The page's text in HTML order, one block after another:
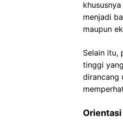
menjadi
maupun
Selain itu,
tinggi
dirancang